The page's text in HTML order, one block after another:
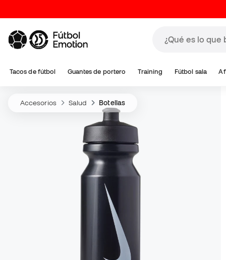
Tacos de fútbol Guantes de portero Training Fútbol sala
Accesorios Salud Botellas